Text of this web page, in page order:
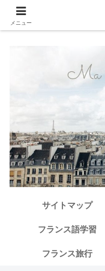
独学で仏検１級からその先
サイトマップ
フランス語学習
フランス旅行
メニュー